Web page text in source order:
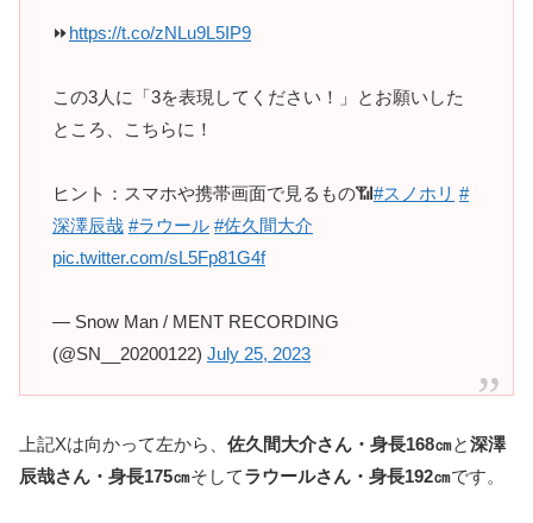
⏩https://t.co/zNLu9L5IP9
この3人に「3を表現してください！」とお願いした
ところ、こちらに！
ヒント：スマホや携帯画面で見るもの📶#スノホリ #
深澤辰哉 #ラウール #佐久間大介
pic.twitter.com/sL5Fp81G4f
— Snow Man / MENT RECORDING
(@SN__20200122) July 25, 2023
上記Xは向かって左から、 佐久間大介さん・身長168㎝と深澤
辰哉さん・身長175㎝そしてラウールさん・身長192㎝です。